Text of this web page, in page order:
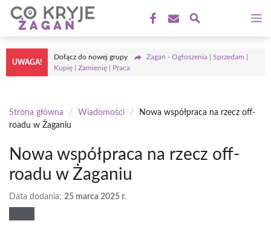
Przejdź
treści
UWAGA!
Dołącz do nowej grupy
Żagań - Ogłoszenia | Sprzedam |
Kupię | Zamienię | Praca
Strona główna / Wiadomości /
Nowa współpraca na rzecz off-
roadu w Żaganiu
Nowa współpraca na rzecz off-
roadu w Żaganiu
Data dodania: 25 marca 2025 r.